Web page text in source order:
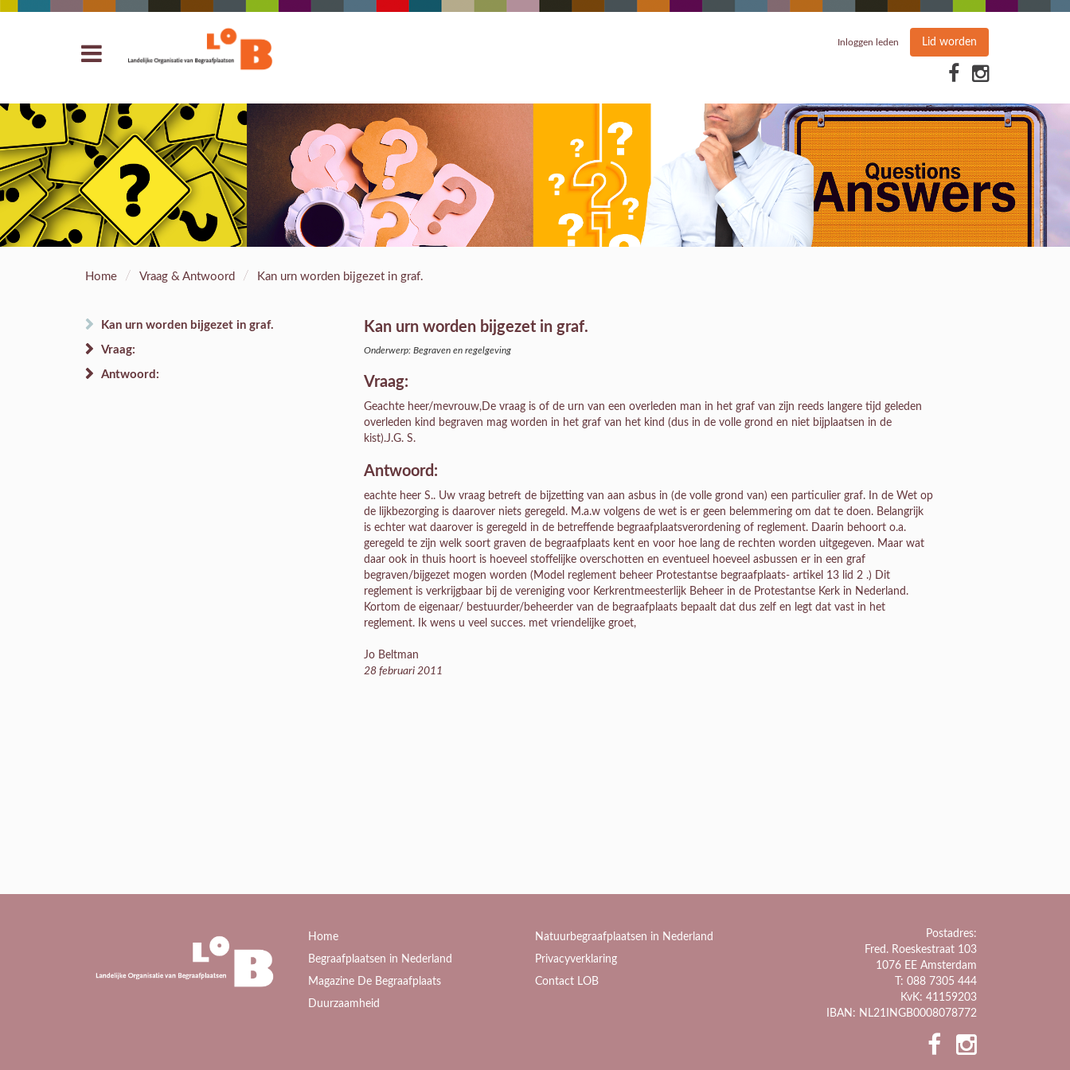
Inloggen leden Lid worden
Home / Vraag & Antwoord / Kan urn worden bijgezet in graf.
Kan urn worden bijgezet in graf.
Vraag:
Antwoord:
Kan urn worden bijgezet in graf.
Onderwerp: Begraven en regelgeving
Vraag:
Geachte heer/mevrouw,De vraag is of de urn van een overleden man in het graf van zijn reeds langere tijd geleden
overleden kind begraven mag worden in het graf van het kind (dus in de volle grond en niet bijplaatsen in de
kist).J.G. S.
Antwoord:
eachte heer S.. Uw vraag betreft de bijzetting van aan asbus in (de volle grond van) een particulier graf. In de Wet op
de lijkbezorging is daarover niets geregeld. M.a.w volgens de wet is er geen belemmering om dat te doen. Belangrijk
is echter wat daarover is geregeld in de betreffende begraafplaatsverordening of reglement. Daarin behoort o.a.
geregeld te zijn welk soort graven de begraafplaats kent en voor hoe lang de rechten worden uitgegeven. Maar wat
daar ook in thuis hoort is hoeveel stoffelijke overschotten en eventueel hoeveel asbussen er in een graf
begraven/bijgezet mogen worden (Model reglement beheer Protestantse begraafplaats- artikel 13 lid 2 .) Dit
reglement is verkrijgbaar bij de vereniging voor Kerkrentmeesterlijk Beheer in de Protestantse Kerk in Nederland.
Kortom de eigenaar/ bestuurder/beheerder van de begraafplaats bepaalt dat dus zelf en legt dat vast in het
reglement. Ik wens u veel succes. met vriendelijke groet,
Jo Beltman
28 februari 2011
Home
Begraafplaatsen in Nederland
Magazine De Begraafplaats
Duurzaamheid
Natuurbegraafplaatsen in Nederland
Privacyverklaring
Contact LOB
Postadres:
Fred. Roeskestraat 103
1076 EE Amsterdam
T: 088 7305 444
KvK: 41159203
IBAN: NL21INGB0008078772